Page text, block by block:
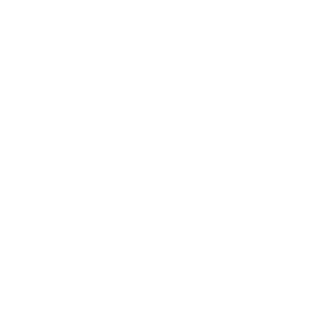
Dovilė Milisevičiūtė, Ignas Bacevičius
a comprehensive approach to student information security and
as the use of email or cloud technology, and deeper social and
of topics allows for the development of not only technical skills,
(Sandra Larionova)
a scenario for using an email program (Ignas Bacevičius)
of communication ethics (Ignas Bacevičius)
by the European Union's Economic Recovery and Resilience